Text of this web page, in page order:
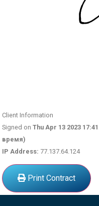
Client Information
Signed onThu Apr 13 2023
время)
IP Address: 77.137.64.124
Print Contract